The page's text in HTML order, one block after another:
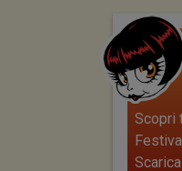
Scopri